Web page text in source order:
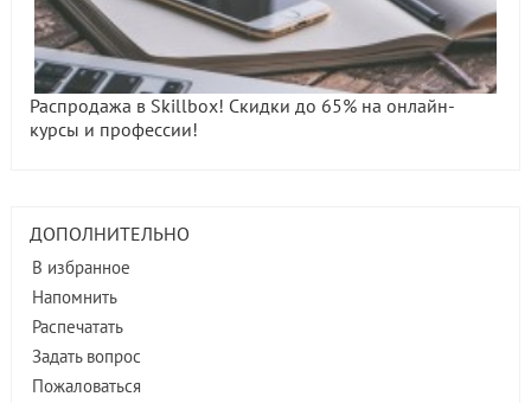
Распродажа в Skillbox! Скидки до 65% на онлайн-
курсы и профессии!
ДОПОЛНИТЕЛЬНО
В избранное
Напомнить
Распечатать
Задать вопрос
Пожаловаться